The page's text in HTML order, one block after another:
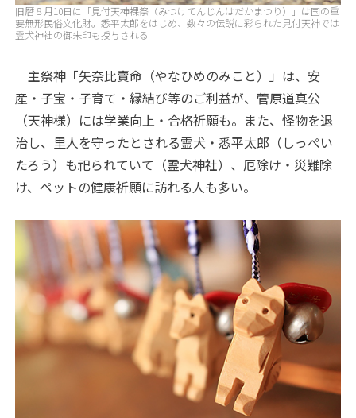
旧暦８月10日に「見付天神裸祭（みつけてんじんはだかまつり）」は国の重
要無形民俗文化財。悉平太郎をはじめ、数々の伝説に彩られた見付天神では
霊犬神社の御朱印も授与される
主祭神「矢奈比賣命（やなひめのみこと）」は、安
産・子宝・子育て・縁結び等のご利益が、菅原道真公
（天神様）には学業向上・合格祈願も。また、怪物を退
治し、里人を守ったとされる霊犬・悉平太郎（しっぺい
たろう）も祀られていて（霊犬神社）、厄除け・災難除
け、ペットの健康祈願に訪れる人も多い。